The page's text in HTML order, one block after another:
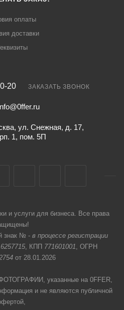
оплаты
доставки
20 ЗАКАЗАТЬ ЗВОНОК
ул. Снежная, д. 17,
1, пом. 5П
и услуги для бизнеса. Все права
знак № - в процессе регистрации
, КПП 771601001, ОГРН
от 28.01.2026
указанные на 0FFER,
и не являются публичной